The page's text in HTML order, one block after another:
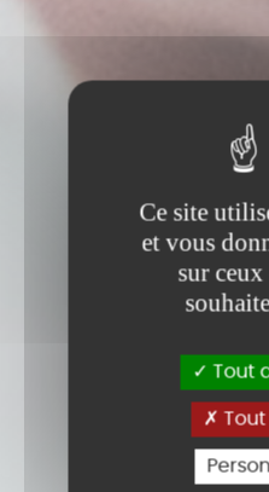
Ce site
et vous
sur
Tout